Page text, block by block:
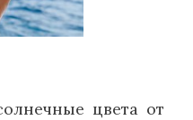
цвета от